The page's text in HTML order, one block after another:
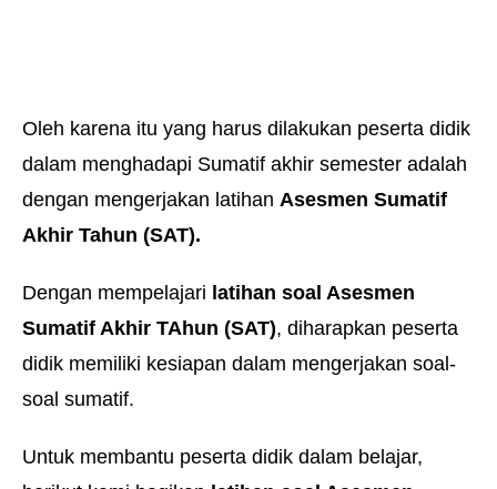
Oleh karena itu yang harus dilakukan peserta didik
dalam menghadapi Sumatif akhir semester adalah
dengan mengerjakan latihan Asesmen Sumatif
Akhir Tahun (SAT).
Dengan mempelajari latihan soal Asesmen
Sumatif Akhir TAhun (SAT), diharapkan peserta
didik memiliki kesiapan dalam mengerjakan soal-
soal sumatif.
Untuk membantu peserta didik dalam belajar,